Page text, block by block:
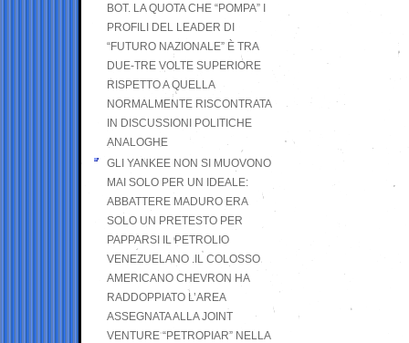
BOT. LA QUOTA CHE “POMPA” I
PROFILI DEL LEADER DI
“FUTURO NAZIONALE” È TRA
DUE-TRE VOLTE SUPERIORE
RISPETTO A QUELLA
NORMALMENTE RISCONTRATA
IN DISCUSSIONI POLITICHE
ANALOGHE
GLI YANKEE NON SI MUOVONO
MAI SOLO PER UN IDEALE:
ABBATTERE MADURO ERA
SOLO UN PRETESTO PER
PAPPARSI IL PETROLIO
VENEZUELANO .IL COLOSSO
AMERICANO CHEVRON HA
RADDOPPIATO L’AREA
ASSEGNATA ALLA JOINT
VENTURE “PETROPIAR” NELLA